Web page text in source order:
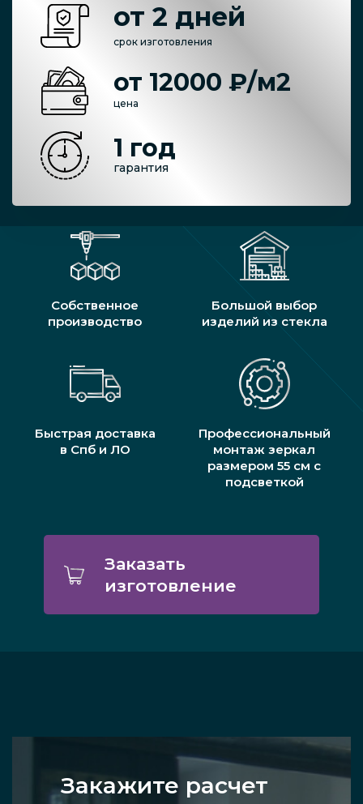
от 2 дней
срок изготовления
от 12000 ₽/м2
цена
1 год
гарантия
Собственное
производство
Большой выбор
изделий из стекла
Быстрая доставка
в Спб и ЛО
Профессиональный
монтаж зеркал
размером 55 см с
подсветкой
Заказать
изготовление
Закажите расчет